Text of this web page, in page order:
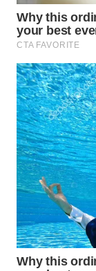
WN
SOLO
BOROBUDUR
WN
MADURA
WN
SURABAYA
WN
NATUNA
WN